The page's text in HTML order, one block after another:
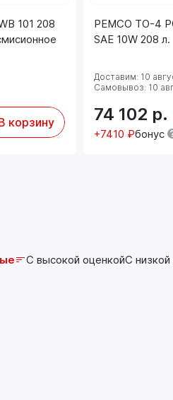
требованиям VW TL
предписания
101 208
корзину
PEMCO TO-4
SAE 10W 208 л.
Доставим: 10
Самовывоз: 10
74 102 р.
+7410 ₽бонус
С высокой оценкойС низкой